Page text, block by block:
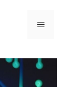
選